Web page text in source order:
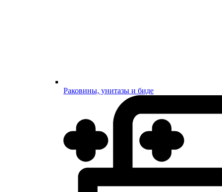
Раковины, унитазы и биде